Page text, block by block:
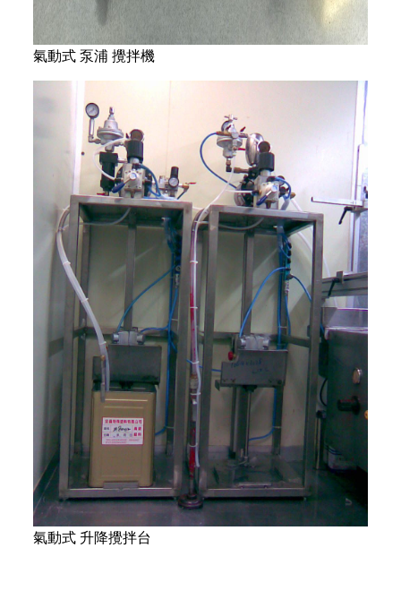
氣動式 泵浦 攪拌機
氣動式 升降攪拌台